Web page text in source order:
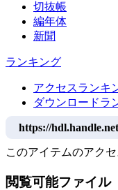
切抜帳
編年体
新聞
ランキング
アクセスランキ
ダウンロードラ
https://
このアイテムのアク
閲覧可能ファイル